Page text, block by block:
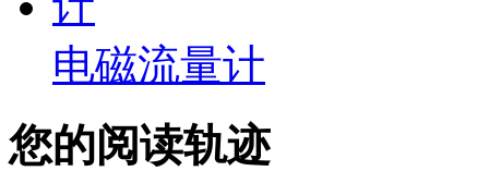
电磁流量计
您的阅读轨迹